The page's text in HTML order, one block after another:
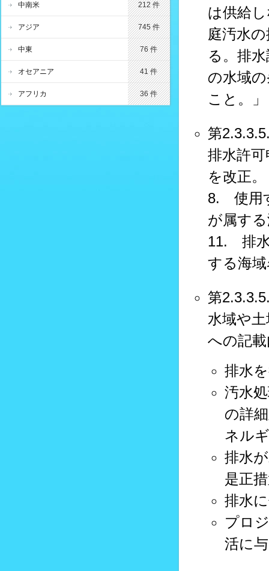
は供給
庭汚水
る。排
の水域
こと。」
第
排水許
を改正。
8. 使用
が属す
11. 排水
する海
第
水域や
への記
排水
汚水
の詳
ネル
排水
是正
排水
プロ
活に
中南米 212 件
アジア 745 件
中東 76 件
オセアニア 41 件
アフリカ 36 件